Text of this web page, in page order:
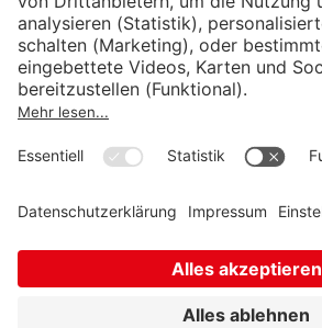
Institut für Makroökonomie und
Konjunkturforschung
Unternehmensführung
Sozialrecht